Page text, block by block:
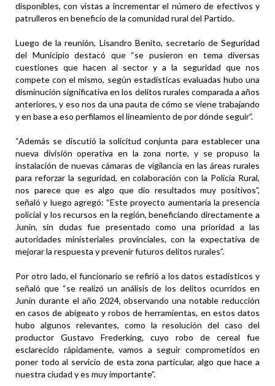
disponibles, con vistas a incrementar el número de efectivos y
patrulleros en beneficio de la comunidad rural del Partido.
Luego de la reunión, Lisandro Benito, secretario de Seguridad
del Municipio destacó que “se pusieron en tema diversas
cuestiones que hacen al sector y a la seguridad que nos
compete con el mismo, según estadísticas evaluadas hubo una
disminución significativa en los delitos rurales comparada a años
anteriores, y eso nos da una pauta de cómo se viene trabajando
y en base a eso perfilamos el lineamiento de por dónde seguir”.
“Además se discutió la solicitud conjunta para establecer una
nueva división operativa en la zona norte, y se propuso la
instalación de nuevas cámaras de vigilancia en las áreas rurales
para reforzar la seguridad, en colaboración con la Policía Rural,
nos parece que es algo que dio resultados muy positivos”,
señaló y luego agregó: “Este proyecto aumentaría la presencia
policial y los recursos en la región, beneficiando directamente a
Junín, sin dudas fue presentado como una prioridad a las
autoridades ministeriales provinciales, con la expectativa de
mejorar la respuesta y prevenir futuros delitos rurales”.
Por otro lado, el funcionario se refirió a los datos estadísticos y
señaló que “se realizó un análisis de los delitos ocurridos en
Junín durante el año 2024, observando una notable reducción
en casos de abigeato y robos de herramientas, en estos datos
hubo algunos relevantes, como la resolución del caso del
productor Gustavo Frederking, cuyo robo de cereal fue
esclarecido rápidamente, vamos a seguir comprometidos en
poner todo al servicio de esta zona particular, algo que hace a
nuestra ciudad y es muy importante”.